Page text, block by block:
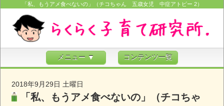
「私、もうアメ食べないの」（チコちゃん 五歳女児 中症アトピー 2）
メニュー ▼ コンテンツ一覧
2018年9月29日 土曜日
「私、もうアメ食べないの」（チコちゃ